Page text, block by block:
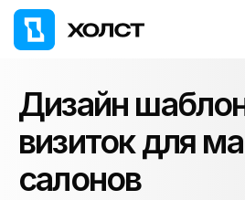
Дизайн
визиток для
салонов